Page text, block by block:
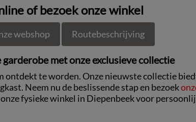
of bezoek onze winkel
webshop Routebeschrijving
met onze exclusieve collectie
te worden. Onze nieuwste collectie
Neem nu de beslissende stap en bezoek
fysieke winkel in Diepenbeek voor